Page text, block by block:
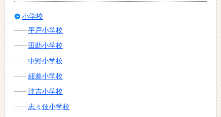
小学校
平戸小学校
田助小学校
中野小学校
紐差小学校
津吉小学校
志々伎小学校